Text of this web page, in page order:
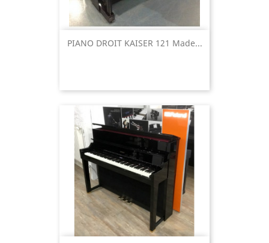
PIANO DROIT KAISER 121 Made...